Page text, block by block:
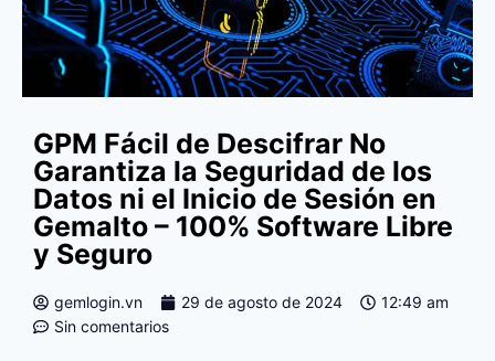
GPM Fácil de Descifrar No
Garantiza la Seguridad de los
Datos ni el Inicio de Sesión en
Gemalto – 100% Software Libre
y Seguro
gemlogin.vn 29 de agosto de 2024
12:49 am
Sin comentarios